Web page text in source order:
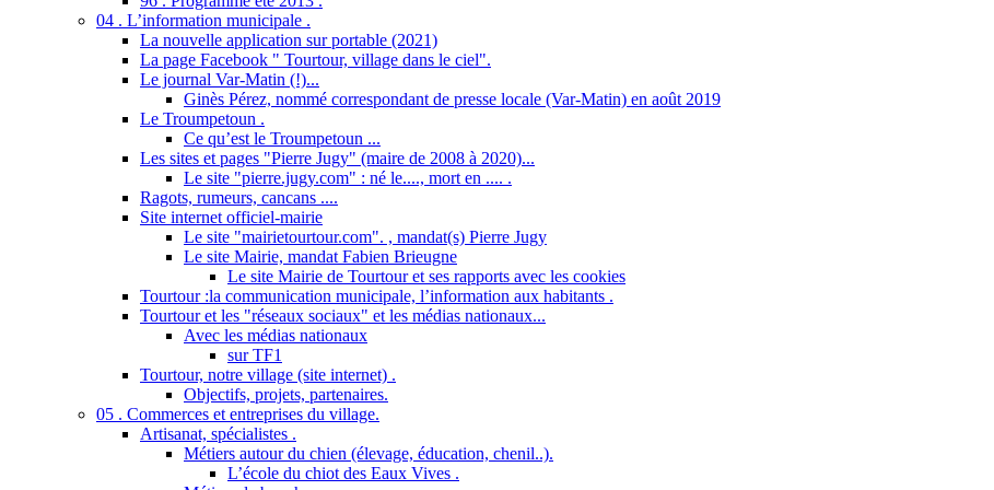
04 . L’information municipale .
La nouvelle application sur portable (2021)
La page Facebook " Tourtour, village dans le ciel".
Le journal Var-Matin (!)...
Ginès Pérez, nommé correspondant de presse locale (Var-Matin) en août 2019
Le Troumpetoun .
Ce qu’est le Troumpetoun ...
Les sites et pages "Pierre Jugy" (maire de 2008 à 2020)...
Le site "pierre.jugy.com" : né le...., mort en .... .
Ragots, rumeurs, cancans ....
Site internet officiel-mairie
Le site "mairietourtour.com". , mandat(s) Pierre Jugy
Le site Mairie, mandat Fabien Brieugne
Le site Mairie de Tourtour et ses rapports avec les cookies
Tourtour :la communication municipale, l’information aux habitants .
Tourtour et les "réseaux sociaux" et les médias nationaux...
Avec les médias nationaux
sur TF1
Tourtour, notre village (site internet) .
Objectifs, projets, partenaires.
05 . Commerces et entreprises du village.
Artisanat, spécialistes .
Métiers autour du chien (élevage, éducation, chenil..).
L’école du chiot des Eaux Vives .